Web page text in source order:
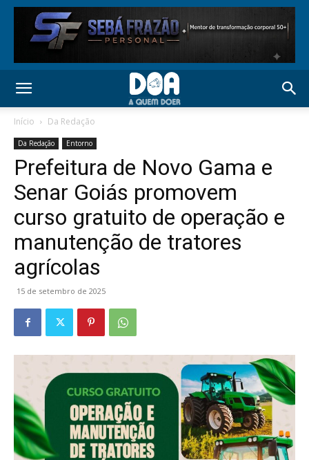
Início Da Redação
Da Redação Entorno
Prefeitura de Novo Gama e
Senar Goiás promovem
curso gratuito de operação e
manutenção de tratores
agrícolas
15 de setembro de 2025